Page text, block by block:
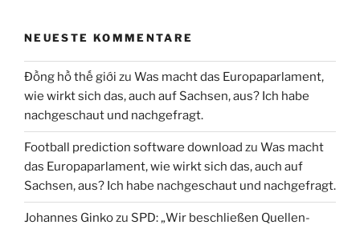
NEUESTE KOMMENTARE
Đồng hồ thế giới zu Was macht das Europaparlament,
wie wirkt sich das, auch auf Sachsen, aus? Ich habe
nachgeschaut und nachgefragt.
Football prediction software download zu Was macht
das Europaparlament, wie wirkt sich das, auch auf
Sachsen, aus? Ich habe nachgeschaut und nachgefragt.
Johannes Ginkozu SPD: „Wir beschließen Quellen-